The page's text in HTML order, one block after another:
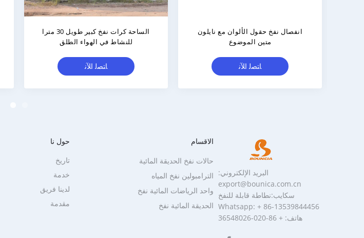
خيمة نفخ كبيرة للبيع
ﺎﺘﺼﻟ ﺍﻶﻧ
نفخ الألوان الساحة للبيع
ﺎﺘﺼﻟ ﺍﻶﻧ
البريد الإلكتروني:
export@bounica.com.cn
سكايب:نطاطة قابلة للنفخ
Whatsapp: + 86-13539844456
هاتف: + 86-020-36548026
الاقسام
الحديقة المائية نفخ
حالات نفخ الحديقة المائية
الترامبولين نفخ المياه
واحد الرياضات المائية نفخ
حول نا
مقدمة
تاريخ
خدمة
لدينا فريق